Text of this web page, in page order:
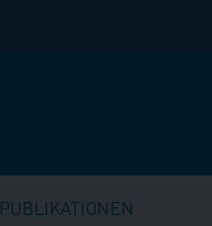
PUBLIKATIONEN